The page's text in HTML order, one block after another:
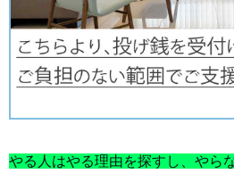
やる人はやる理由を探すし、やら